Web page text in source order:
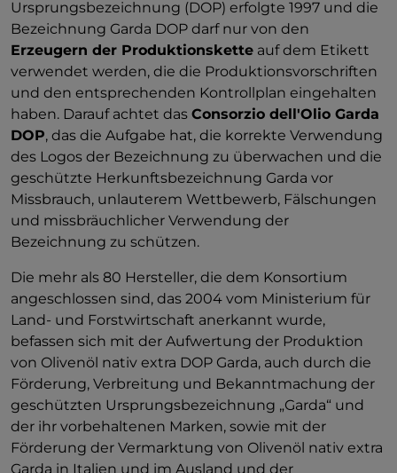
Ursprungsbezeichnung (DOP) erfolgte 1997 und die
Bezeichnung Garda DOP darf nur von den
Erzeugern der Produktionskette auf dem Etikett
verwendet werden, die die Produktionsvorschriften
und den entsprechenden Kontrollplan eingehalten
haben. Darauf achtet das Consorzio dell'Olio Garda
DOP, das die Aufgabe hat, die korrekte Verwendung
des Logos der Bezeichnung zu überwachen und die
geschützte Herkunftsbezeichnung Garda vor
Missbrauch, unlauterem Wettbewerb, Fälschungen
und missbräuchlicher Verwendung der
Bezeichnung zu schützen.
Die mehr als 80 Hersteller, die dem Konsortium
angeschlossen sind, das 2004 vom Ministerium für
Land- und Forstwirtschaft anerkannt wurde,
befassen sich mit der Aufwertung der Produktion
von Olivenöl nativ extra DOP Garda, auch durch die
Förderung, Verbreitung und Bekanntmachung der
geschützten Ursprungsbezeichnung „Garda“ und
der ihr vorbehaltenen Marken, sowie mit der
Förderung der Vermarktung von Olivenöl nativ extra
Garda in Italien und im Ausland und der